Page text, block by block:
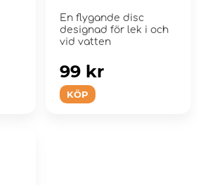
En flygande disc
designad för lek i och
vid vatten
KÖP
99 kr